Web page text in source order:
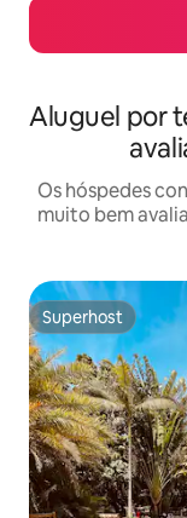
Aluguel por
Os hóspedes
muito bem
Superhost
Superhost